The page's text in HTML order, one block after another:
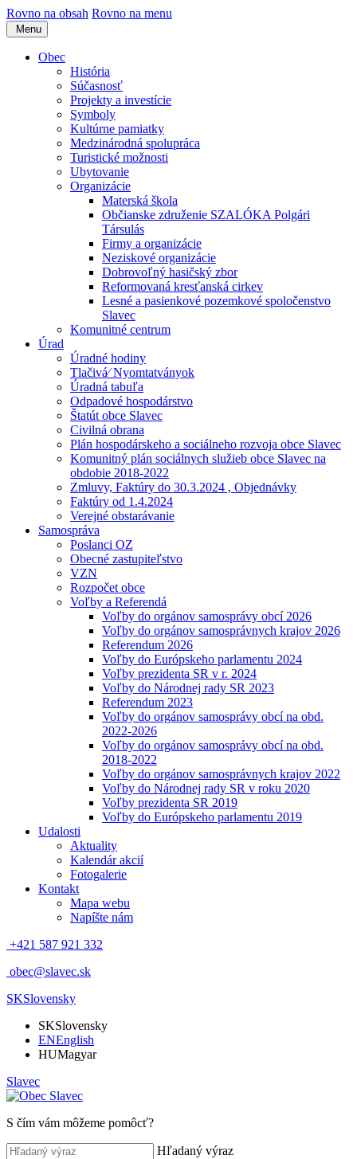
Rovno na obsah Rovno na menu
Menu
Obec
História
Súčasnosť
Projekty a investície
Symboly
Kultúrne pamiatky
Medzinárodná spolupráca
Turistické možnosti
Ubytovanie
Organizácie
Materská škola
Občianske združenie SZALÓKA Polgári
Társulás
Firmy a organizácie
Neziskové organizácie
Dobrovoľný hasičský zbor
Reformovaná kresťanská cirkev
Lesné a pasienkové pozemkové spoločenstvo
Slavec
Komunitné centrum
Úrad
Úradné hodiny
Tlačivá⁄ Nyomtatványok
Úradná tabuľa
Odpadové hospodárstvo
Štatút obce Slavec
Civilná obrana
Plán hospodárskeho a sociálneho rozvoja obce Slavec
Komunitný plán sociálnych služieb obce Slavec na
obdobie 2018-2022
Zmluvy, Faktúry do 30.3.2024 , Objednávky
Faktúry od 1.4.2024
Verejné obstarávanie
Samospráva
Poslanci OZ
Obecné zastupiteľstvo
VZN
Rozpočet obce
Voľby a Referendá
Voľby do orgánov samosprávy obcí 2026
Voľby do orgánov samosprávnych krajov 2026
Referendum 2026
Voľby do Európskeho parlamentu 2024
Voľby prezidenta SR v r. 2024
Voľby do Národnej rady SR 2023
Referendum 2023
Voľby do orgánov samosprávy obcí na obd.
2022-2026
Voľby do orgánov samosprávy obcí na obd.
2018-2022
Voľby do orgánov samosprávnych krajov 2022
Voľby do Národnej rady SR v roku 2020
Voľby prezidenta SR 2019
Voľby do Európskeho parlamentu 2019
Udalosti
Aktuality
Kalendár akcií
Fotogalerie
Kontakt
Mapa webu
Napíšte nám
+421 587 921 332
obec@slavec.sk
SKSlovensky
SKSlovensky
ENEnglish
HUMagyar
Slavec
S čím vám môžeme pomôcť?
Hľadaný výraz